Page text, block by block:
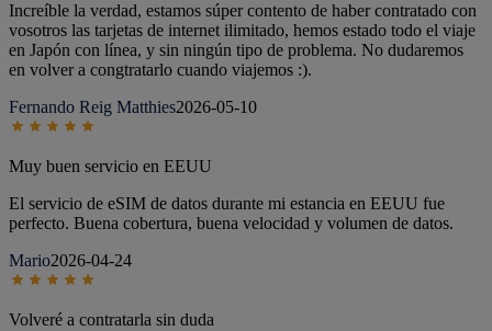
Increíble la verdad, estamos súper contento de haber contratado con
vosotros las tarjetas de internet ilimitado, hemos estado todo el viaje
en Japón con línea, y sin ningún tipo de problema. No dudaremos
en volver a congtratarlo cuando viajemos :).
Fernando Reig Matthies2026-05-10
Muy buen servicio en EEUU
El servicio de eSIM de datos durante mi estancia en EEUU fue
perfecto. Buena cobertura, buena velocidad y volumen de datos.
Mario2026-04-24
Volveré a contratarla sin duda